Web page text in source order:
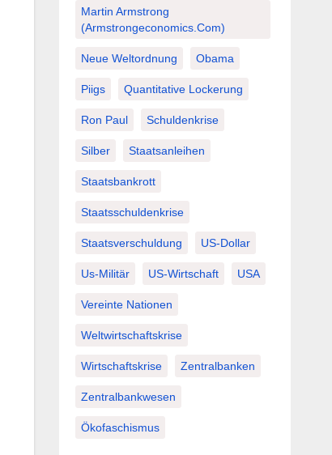
Martin Armstrong
(Armstrongeconomics.com)
Neue Weltordnung Obama
Piigs Quantitative Lockerung
Ron Paul Schuldenkrise
Silber Staatsanleihen
Staatsbankrott
Staatsschuldenkrise
Staatsverschuldung US-Dollar
Us-Militär US-Wirtschaft USA
Vereinte Nationen
Weltwirtschaftskrise
Wirtschaftskrise Zentralbanken
Zentralbankwesen
Ökofaschismus